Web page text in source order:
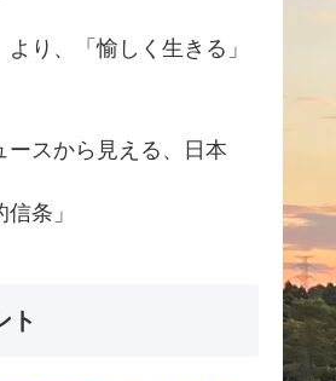
より、「愉しく生きる」
ースから見える、日本
条」
ト